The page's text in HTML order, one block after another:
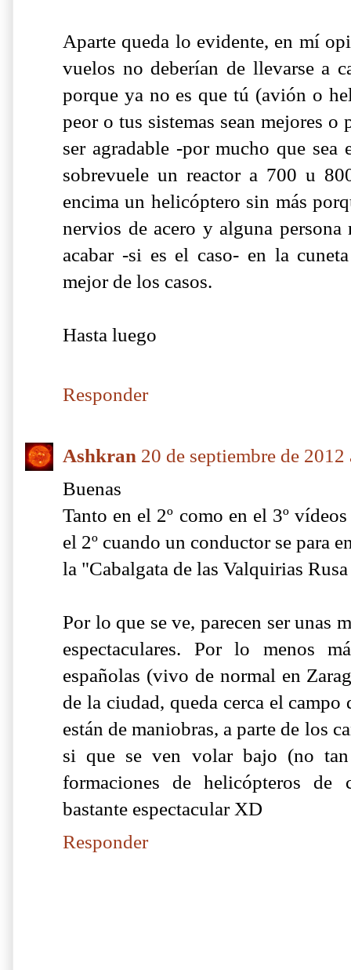
Aparte queda lo evidente, en mí
vuelos no deberían de llevarse a
porque ya no es que tú (avión o
peor o tus sistemas sean mejores o
ser agradable -por mucho que sea
sobrevuele un reactor a 700 u
encima un helicóptero sin más
nervios de acero y alguna persona
acabar -si es el caso- en la
mejor de los casos.
Hasta luego
Responder
Ashkran 20 de septiembre de 2012
Buenas
Tanto en el 2º como en el 3º
el 2º cuando un conductor se para
la "Cabalgata de las Valquirias
Por lo que se ve, parecen ser unas
espectaculares. Por lo menos
españolas (vivo de normal en
de la ciudad, queda cerca el
están de maniobras, a parte de los
si que se ven volar bajo (no
formaciones de helicópteros de
bastante espectacular XD
Responder